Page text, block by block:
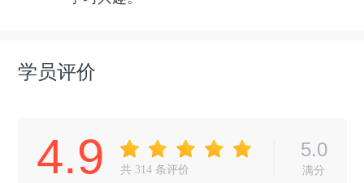
学员评价
4.9 共314 条评价
5.0
满分